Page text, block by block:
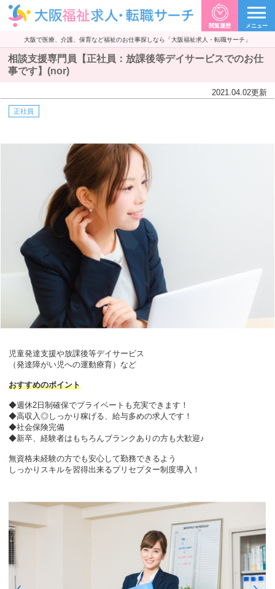
大阪で医療、介護、保育など福祉のお仕事探しなら「大阪福祉求人・転職サーチ」
閲覧履歴 メニュー
相談支援専門員【正社員：放課後等デイサービスでのお仕
事です】(nor)
2021.04.02更新
正社員
児童発達支援や放課後等デイサービス
（発達障がい児への運動療育）など
おすすめのポイント
◆週休2日制確保でプライベートも充実できます！
◆高収入◎しっかり稼げる、給与多めの求人です！
◆社会保険完備
◆新卒、経験者はもちろんブランクありの方も大歓迎♪
無資格未経験の方でも安心して勤務できるよう
しっかりスキルを習得出来るプリセプター制度導入！